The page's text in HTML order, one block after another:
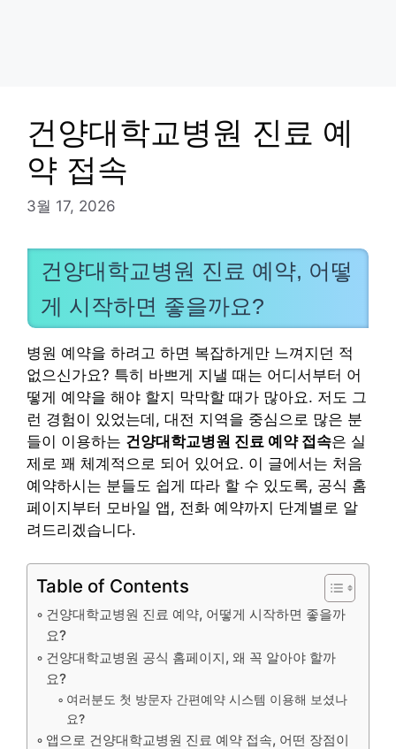
건양대학교병원 진료 예
약 접속
3월 17, 2026
건양대학교병원 진료 예약, 어떻
게 시작하면 좋을까요?
병원 예약을 하려고 하면 복잡하게만 느껴지던 적
없으신가요? 특히 바쁘게 지낼 때는 어디서부터 어
떻게 예약을 해야 할지 막막할 때가 많아요. 저도 그
런 경험이 있었는데, 대전 지역을 중심으로 많은 분
들이 이용하는 건양대학교병원 진료 예약 접속은 실
제로 꽤 체계적으로 되어 있어요. 이 글에서는 처음
예약하시는 분들도 쉽게 따라 할 수 있도록, 공식 홈
페이지부터 모바일 앱, 전화 예약까지 단계별로 알
려드리겠습니다.
Table of Contents
건양대학교병원 진료 예약, 어떻게 시작하면 좋을까
요?
건양대학교병원 공식 홈페이지, 왜 꼭 알아야 할까
요?
여러분도 첫 방문자 간편예약 시스템 이용해 보셨나
요?
앱으로 건양대학교병원 진료 예약 접속, 어떤 장점이